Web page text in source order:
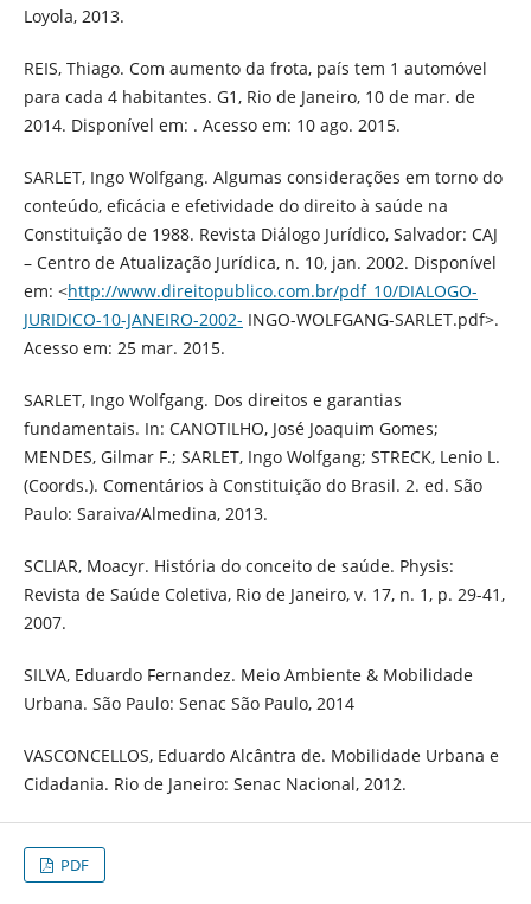
Loyola, 2013.
REIS, Thiago. Com aumento da frota, país tem 1 automóvel
para cada 4 habitantes. G1, Rio de Janeiro, 10 de mar. de
2014. Disponível em: . Acesso em: 10 ago. 2015.
SARLET, Ingo Wolfgang. Algumas considerações em torno do
conteúdo, eficácia e efetividade do direito à saúde na
Constituição de 1988. Revista Diálogo Jurídico, Salvador: CAJ
– Centro de Atualização Jurídica, n. 10, jan. 2002. Disponível
em: <http://www.direitopublico.com.br/pdf_10/DIALOGO-
JURIDICO-10-JANEIRO-2002- INGO-WOLFGANG-SARLET.pdf>.
Acesso em: 25 mar. 2015.
SARLET, Ingo Wolfgang. Dos direitos e garantias
fundamentais. In: CANOTILHO, José Joaquim Gomes;
MENDES, Gilmar F.; SARLET, Ingo Wolfgang; STRECK, Lenio L.
(Coords.). Comentários à Constituição do Brasil. 2. ed. São
Paulo: Saraiva/Almedina, 2013.
SCLIAR, Moacyr. História do conceito de saúde. Physis:
Revista de Saúde Coletiva, Rio de Janeiro, v. 17, n. 1, p. 29-41,
2007.
SILVA, Eduardo Fernandez. Meio Ambiente & Mobilidade
Urbana. São Paulo: Senac São Paulo, 2014
VASCONCELLOS, Eduardo Alcântra de. Mobilidade Urbana e
Cidadania. Rio de Janeiro: Senac Nacional, 2012.
PDF